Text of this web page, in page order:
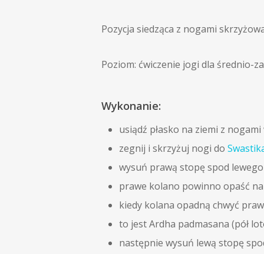
Pozycja siedząca z nogami
Poziom: ćwiczenie jogi dla średnio-
Wykonanie:
usiądź płasko na ziemi z
zegnij i skrzyżuj nogi do
wysuń prawą stopę spod
prawe kolano powinno opaść
kiedy kolana opadną chwyć
to jest Ardha padmasana (pół
następnie wysuń lewą stopę